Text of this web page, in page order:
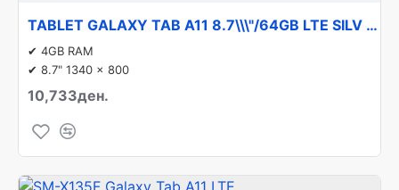
TABLET GALAXY TAB A11 8.7\\\"/64GB LTE SILV SM-X135 SAMSUNG
✔ 4GB RAM
✔ 8.7" 1340 x 800
10,733ден.